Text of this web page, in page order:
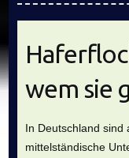
wem sie
In Deutschland sind
mittelständische